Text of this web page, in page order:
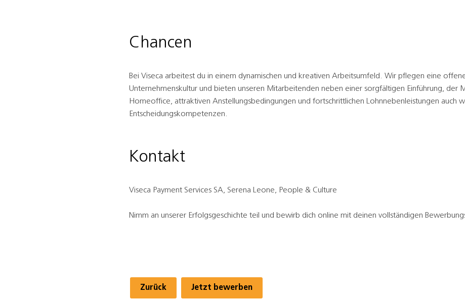
Chancen
Bei Viseca arbeitest du in einem dynamischen und kreativen Arbeitsumfeld. Wir pflegen eine
Unternehmenskultur und bieten unseren Mitarbeitenden neben einer sorgfältigen Einführung, der
Homeoffice, attraktiven Anstellungsbedingungen und fortschrittlichen Lohnnebenleistungen auch
Entscheidungskompetenzen.
Kontakt
Viseca Payment Services SA, Serena Leone, People & Culture
Nimm an unserer Erfolgsgeschichte teil und bewirb dich online mit deinen vollständigen
Zurück Jetzt bewerben